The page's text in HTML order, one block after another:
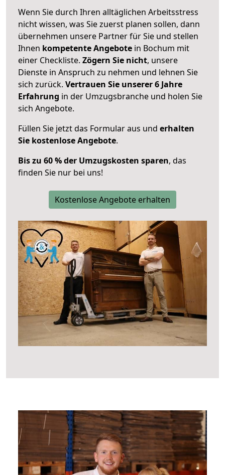
Wenn Sie durch Ihren alltäglichen Arbeitsstress
nicht wissen, was Sie zuerst planen sollen, dann
übernehmen unsere Partner für Sie und stellen
Ihnen kompetente Angebote in Bochum mit
einer Checkliste. Zögern Sie nicht, unsere
Dienste in Anspruch zu nehmen und lehnen Sie
sich zurück. Vertrauen Sie unserer 6 Jahre
Erfahrung in der Umzugsbranche und holen Sie
sich Angebote.
Füllen Sie jetzt das Formular aus und erhalten
Sie kostenlose Angebote.
Bis zu 60 % der Umzugskosten sparen, das
finden Sie nur bei uns!
Kostenlose Angebote erhalten